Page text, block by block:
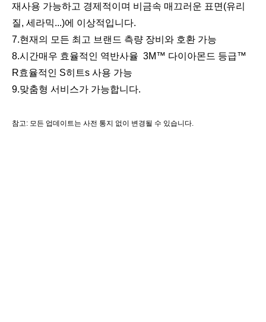
재사용 가능하고 경제적이며 비금속 매끄러운 표면(유리
질, 세라믹...)에 이상적입니다.
7.현재의 모든 최고 브랜드 측량 장비와 호환 가능
8.시간매우 효율적인 역반사율 3M™ 다이아몬드 등급™
R효율적인 S히트s 사용 가능
9.맞춤형 서비스가 가능합니다.
참고: 모든 업데이트는 사전 통지 없이 변경될 수 있습니다.